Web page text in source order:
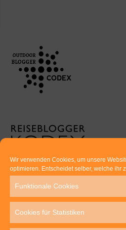
Wir verwenden Cookies, um unsere
optimieren. Entscheidet selber, welche ihr
Funktionale Cookies
Cookies für Statistiken
Euer direkter
Thomas Rathay und
70563